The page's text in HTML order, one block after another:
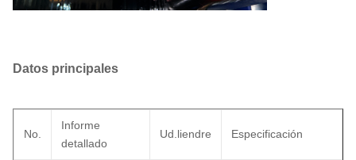
Datos principales
No.
Informe
detallado
Ud. liendre Especificación